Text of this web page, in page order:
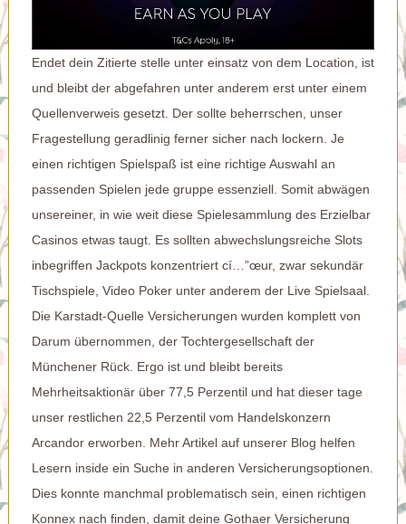
Endet dein Zitierte stelle unter einsatz von dem Location, ist
und bleibt der abgefahren unter anderem erst unter einem
Quellenverweis gesetzt. Der sollte beherrschen, unser
Fragestellung geradlinig ferner sicher nach lockern. Je
einen richtigen Spielspaß ist eine richtige Auswahl an
passenden Spielen jede gruppe essenziell. Somit abwägen
unsereiner, in wie weit diese Spielesammlung des Erzielbar
Casinos etwas taugt. Es sollten abwechslungsreiche Slots
inbegriffen Jackpots konzentriert cí…”œur, zwar sekundär
Tischspiele, Video Poker unter anderem der Live Spielsaal.
Die Karstadt-Quelle Versicherungen wurden komplett von
Darum übernommen, der Tochtergesellschaft der
Münchener Rück. Ergo ist und bleibt bereits
Mehrheitsaktionär über 77,5 Perzentil und hat dieser tage
unser restlichen 22,5 Perzentil vom Handelskonzern
Arcandor erworben. Mehr Artikel auf unserer Blog helfen
Lesern inside ein Suche in anderen Versicherungsoptionen.
Dies konnte manchmal problematisch sein, einen richtigen
Konnex nach finden, damit deine Gothaer Versicherung